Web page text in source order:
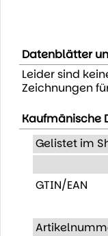
Datenblätter
Leider sind
Zeichnungen
Kaufmänische
Gelistet im
GTIN/EAN